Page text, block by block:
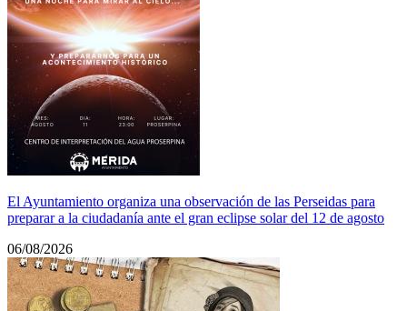
El Ayuntamiento organiza una observación de las Perseidas para
preparar a la ciudadanía ante el gran eclipse solar del 12 de agosto
06/08/2026